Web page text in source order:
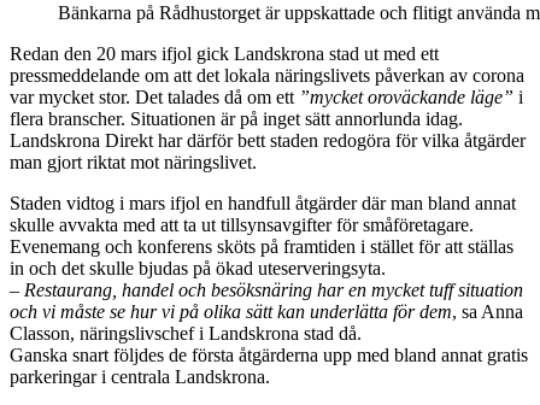
Bänkarna på Rådhustorget är uppskattade och flitigt använda
Redan den 20 mars ifjol gick Landskrona stad ut med ett
pressmeddelande om att det lokala näringslivets påverkan av corona
var mycket stor. Det talades då om ett ”mycket oroväckande läge” i
flera branscher. Situationen är på inget sätt annorlunda idag.
Landskrona Direkt har därför bett staden redogöra för vilka åtgärder
man gjort riktat mot näringslivet.
Staden vidtog i mars ifjol en handfull åtgärder där man bland annat
skulle avvakta med att ta ut tillsynsavgifter för småföretagare.
Evenemang och konferens sköts på framtiden i stället för att ställas
in och det skulle bjudas på ökad uteserveringsyta.
– Restaurang, handel och besöksnäring har en mycket tuff situation
och vi måste se hur vi på olika sätt kan underlätta för dem, sa Anna
Classon, näringslivschef i Landskrona stad då.
Ganska snart följdes de första åtgärderna upp med bland annat gratis
parkeringar i centrala Landskrona.